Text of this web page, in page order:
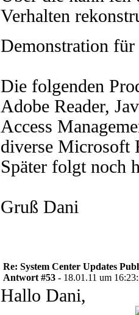
Verhalten
Demonstration
Die folgenden
Adobe Reader,
Access
diverse Microsoft
Später folgt noch
Gruß Dani
Re: System Center Updates
Antwort #53 - 18.01.11 um
Hallo Dani,